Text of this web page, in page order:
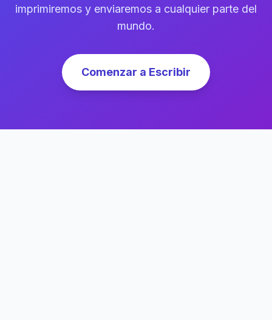
imprimiremos y enviaremos a cualquier parte del
mundo.
Comenzar a Escribir